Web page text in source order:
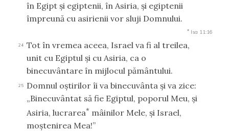
în Egipt şi egiptenii, în Asiria, şi egiptenii
împreună cu asirienii vor sluji Domnului.
* Isa 11:16
24 Tot în vremea aceea, Israel va fi al treilea,
unit cu Egiptul şi cu Asiria, ca o
binecuvântare în mijlocul pământului.
25
Domnul oştirilor îi va binecuvânta şi va zice:
„Binecuvântat să fie Egiptul, poporul Meu, şi
Asiria, lucrarea* mâinilor Mele, şi Israel,
moştenirea Mea!”